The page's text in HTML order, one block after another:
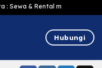
mobil Jakarta Murah
Hubungi